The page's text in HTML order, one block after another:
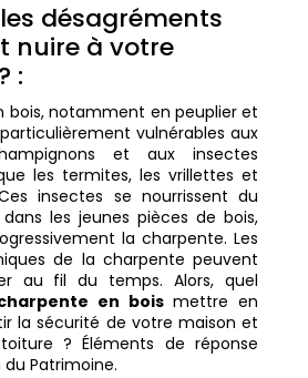
désagréments
nuire à votre
:
bois, notamment en peuplier et
vulnérables aux
et aux insectes
les termites, les vrillettes et
insectes se nourrissent du
les jeunes pièces de bois,
la charpente. Les
de la charpente peuvent
au fil du temps. Alors, quel
en boismettre en
la sécurité de votre maison et
? Éléments de réponse
Patrimoine.